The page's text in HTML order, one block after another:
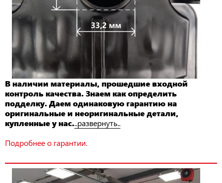
В наличии материалы, прошедшие входной
контроль качества. Знаем как определить
подделку. Даем одинаковую гарантию на
оригинальные и неоригинальные детали,
купленные у нас...развернуть..
Подробнее о гарантии.